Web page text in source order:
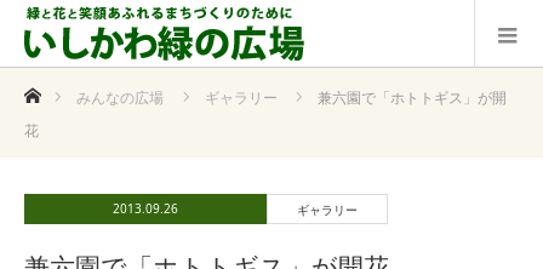
ホームみんなの広場 ギャラリー
兼六園で「ホトトギス」が開
花
2013.09.26 ギャラリー